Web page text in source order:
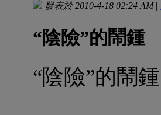
發表於 2010-4-18 02:24 AM|
“陰險”的鬧鍾
“陰險”的鬧鍾